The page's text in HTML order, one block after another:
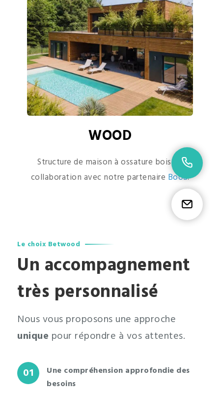
WOOD
Structure de maison à ossature bois en
collaboration avec notre partenaire Booa.
Le choix Betwood
Un accompagnement
très personnalisé
Nous vous proposons une approche
unique pour répondre à vos attentes.
01
Une compréhension approfondie des
besoins